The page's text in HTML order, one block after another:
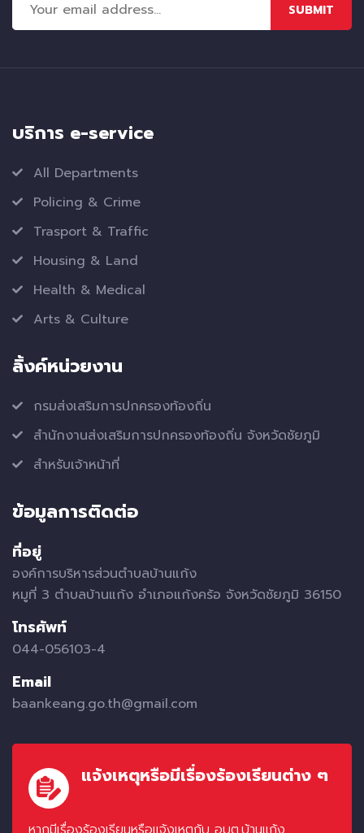
SUBMIT
บริการ e-service
All Departments
Policing & Crime
Trasport & Traffic
Housing & Land
Health & Medical
Arts & Culture
ลิ้งค์หน่วยงาน
กรมส่งเสริมการปกครองท้องถิ่น
สำนักงานส่งเสริมการปกครองท้องถิ่น จังหวัดชัยภูมิ
สำหรับเจ้าหน้าที่
ข้อมูลการติดต่อ
ที่อยู่
องค์การบริหารส่วนตำบลบ้านแก้ง
หมูที่ 3 ตำบลบ้านแก้ง อำเภอแก้งคร้อ จังหวัดชัยภูมิ 36150
โทรศัพท์
044-056103-4
Email
baankeang.go.th@gmail.com
แจ้งเหตุหรือมีเรื่องร้องเรียนต่าง ๆ